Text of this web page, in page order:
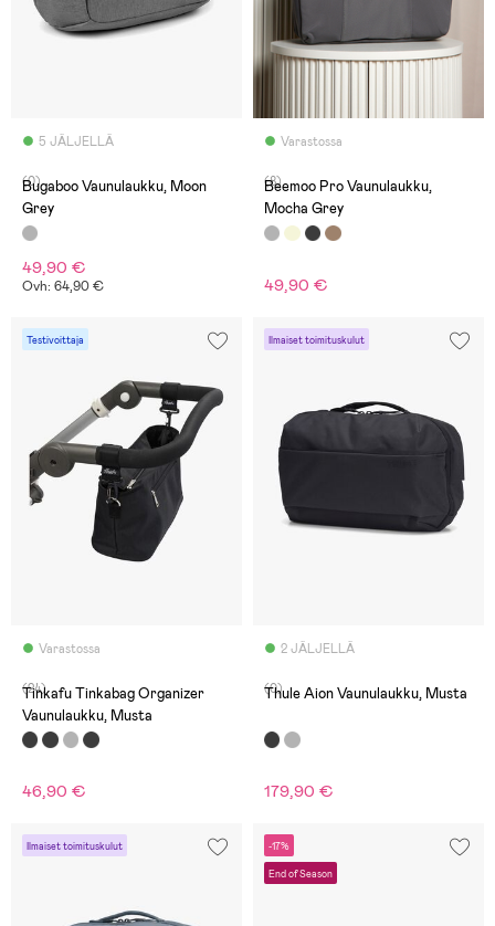
5 JÄLJELLÄ
(0)
Bugaboo Vaunulaukku, Moon
Grey
49,90 €
Ovh: 64,90 €
Varastossa
(8)
Beemoo Pro Vaunulaukku,
Mocha Grey
49,90 €
Testivoittaja
Varastossa
(24)
Tinkafu Tinkabag Organizer
Vaunulaukku, Musta
46,90 €
Ilmaiset toimituskulut
2 JÄLJELLÄ
(0)
Thule Aion Vaunulaukku, Musta
179,90 €
Ilmaiset toimituskulut -17%
End of Season